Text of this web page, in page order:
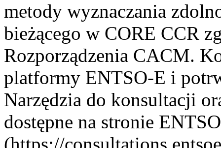
metody wyznaczania
bieżącego w CORE CCR
Rozporządzenia CACM.
platformy ENTSO-E i
Narzędzia do konsultacji
dostępne na stronie